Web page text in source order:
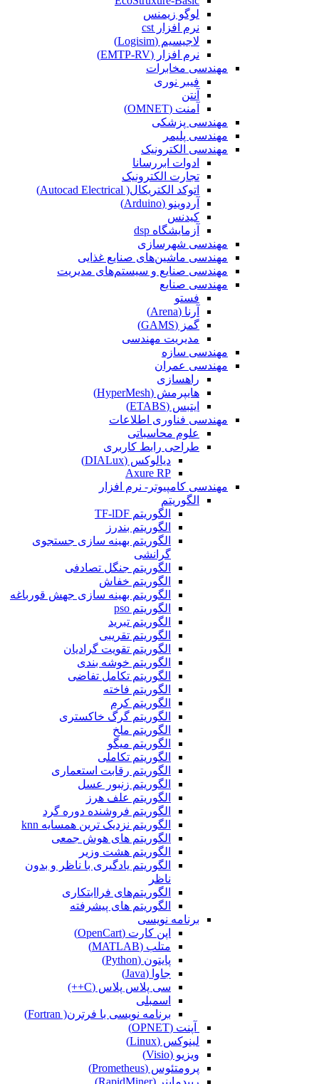
لوگو زیمنس
نرم افزار cst
لاجیسیم (Logisim)
نرم افزار (EMTP-RV)
مهندسی مخابرات
فیبر نوری
آنتن
آمنت (OMNET)
مهندسی پزشکی
مهندسی پلیمر
مهندسی الکترونیک
ادوات ابررسانا
تجارت الکترونیک
اتوکد الکتریکال( Autocad Electrical)
آردوینو (Arduino)
کیدنس
آزمایشگاه dsp
مهندسی شهرسازی
مهندسی ماشین‌های صنایع غذایی
مهندسی صنایع و سیستم‌های مدیریت
مهندسی صنایع
فستو
آرنا (Arena)
گمز (GAMS)
مدیریت مهندسی
مهندسی سازه
مهندسی عمران‌
راهسازی
هایپرمش (HyperMesh)
ایتبس (ETABS)
مهندسی فناوری اطلاعات
علوم محاسباتی
طراحی رابط کاربری
دیالوکس (DIALux)
Axure RP
مهندسی کامپیوتر- نرم افزار
الگوریتم
الگوریتم TF-lDF
الگوریتم بندرز
الگوریتم بهینه سازی جستجوی
گرانشی
الگوریتم جنگل تصادفی
الگوریتم خفاش
الگوریتم بهینه سازی جهش قورباغه
الگوریتم pso
الگوریتم تبرید
الگوریتم تقریبی
الگوریتم تقویت گرادیان
الگوریتم خوشه بندی
الگوریتم تکامل تفاضی
الگوریتم فاخته
الگوریتم کرم
الگوریتم گرگ خاکستری
الگوریتم ملخ
الگوریتم میگو
الگوریتم تکاملی
الگوریتم رقابت استعماری
الگوریتم زنبور عسل
الگوریتم علف هرز
الگوریتم فروشنده دوره گرد
الگوریتم نزدیک ترین همسایه knn
الگوریتم های هوش جمعی
الگوریتم هشت وزیر
الگوریتم یادگیری با ناظر و بدون
ناظر
الگوریتم‌های فراابتکاری
الگوریتم های پیشرفته
برنامه نویسی
اپن کارت (OpenCart)
متلب (MATLAB)
پایتون (Python)
جاوا (Java)
سی پلاس پلاس (C++)
اسمبلی
برنامه نویسی با فرترن( Fortran)
آپنت (OPNET)
لینوکس (Linux)
ویزیو (Visio)
پرومتئوس (Prometheus)
رپیدماینر (RapidMiner)